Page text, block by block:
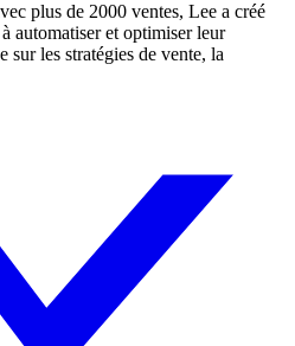
plus de 2000 ventes, Lee a créé
automatiser et optimiser leur
sur les stratégies de vente, la